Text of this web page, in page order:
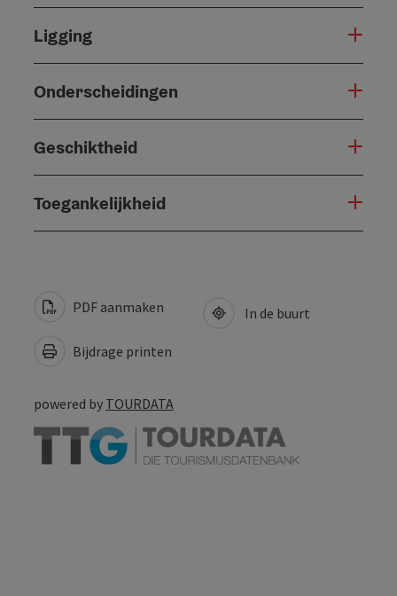
Ligging
Onderscheidingen
Geschiktheid
Toegankelijkheid
PDF aanmaken
Bijdrage printen
In de buurt
powered by TOURDATA